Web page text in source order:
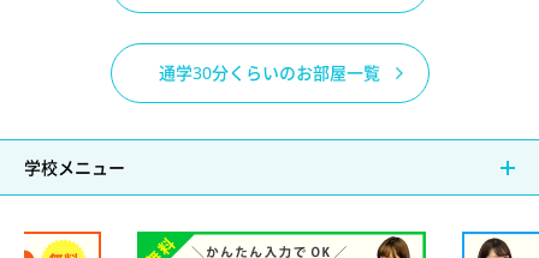
通学30分くらいのお部屋一覧
学校メニュー